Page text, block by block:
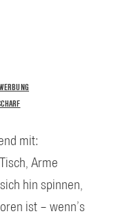
mit:
Arme
hin spinnen,
ist – wenn’s